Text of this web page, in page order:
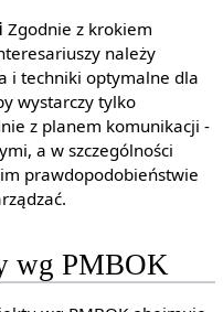
Zgodnie z krokiem
należy
i techniki optymalne dla
wystarczy tylko
z planem komunikacji -
a w szczególności
prawdopodobieństwie
wg PMBOK